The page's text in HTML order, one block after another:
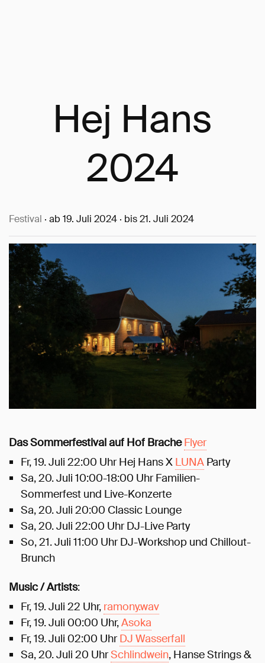
Hej Hans
2024
Festival · ab 19. Juli 2024 · bis 21. Juli 2024
Das Sommerfestival auf Hof BracheFlyer
Fr, 19. Juli 22:00 Uhr Hej Hans X LUNA Party
Sa, 20. Juli 10:00-18:00 Uhr Familien-
Sommerfest und Live-Konzerte
Sa, 20. Juli 20:00 Classic Lounge
Sa, 20. Juli 22:00 Uhr DJ-Live Party
So, 21. Juli 11:00 Uhr DJ-Workshop und Chillout-
Brunch
Music / Artists:
Fr, 19. Juli 22 Uhr, ramony.wav
Fr, 19. Juli 00:00 Uhr,Asoka
Fr, 19. Juli 02:00 UhrDJ Wasserfall
Sa, 20. Juli 20 UhrSchlindwein, Hanse Strings &